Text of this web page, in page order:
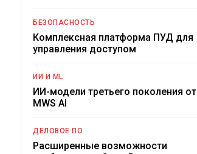
БЕЗОПАСНОСТЬ
Комплексная платформа ПУД для
управления доступом
ИИ И ML
ИИ-модели третьего поколения от
MWS AI
ДЕЛОВОЕ ПО
Расширенные возможности